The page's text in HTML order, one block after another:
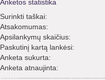
Anketos statistika
Surinkti taškai:
Atsakomumas:
Apsilankymų skaičius:
Paskutinį kartą lankėsi:
Anketa sukurta:
Anketa atnaujinta: